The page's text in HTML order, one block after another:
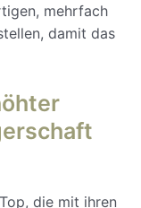
mehrfach
damit das